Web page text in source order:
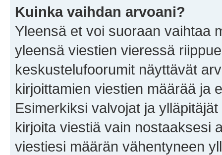
Kuinka vaihdan arvoani?
Yleensä et voi suoraan vaihtaa
yleensä viestien vieressä
keskustelufoorumit näyttävät
kirjoittamien viestien määrää ja
Esimerkiksi valvojat ja
kirjoita viestiä vain nostaaksesi
viestiesi määrän vähentyneen